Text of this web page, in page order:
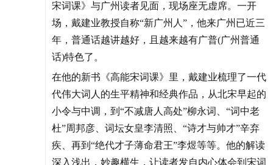
宋词课》与广州读者见面，现场座无虚席。一开
场，戴建业教授自称“新广州人”，他来广州已近三
年，普通话越讲越好，且越来越有广普(广州普通
话)特色了。
在他的新书《高能宋词课》里，戴建业梳理了一代
代伟大词人的生平精神和经典作品，从北宋早起的
小令与中调，到“不减唐人高处”柳永词、“词中老
杜”周邦彦、词坛女皇李清照、“诗才与帅才”辛弃
疾、再到“绝代才子薄命君王”李煜等等。他的解读
深入浅出，妙趣横生，让读者发自内心体会到宋词